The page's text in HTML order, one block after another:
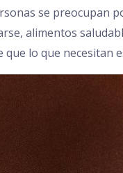
se preocupan
alimentos
lo que necesitan